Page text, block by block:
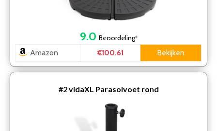
9.0 Beoordeling*
Amazon €100.61 Bekijken
#2vidaXL Parasolvoet rond